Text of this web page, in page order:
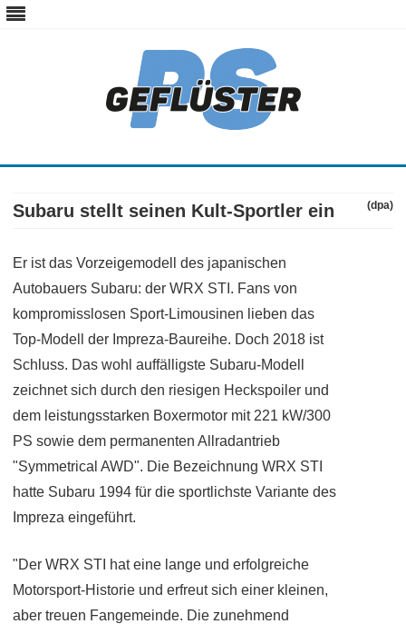
Skip
content
Subaru stellt seinen Kult-Sportler ein (dpa)
Er ist das Vorzeigemodell des japanischen
Autobauers Subaru: der WRX STI. Fans von
kompromisslosen Sport-Limousinen lieben das
Top-Modell der Impreza-Baureihe. Doch 2018 ist
Schluss. Das wohl auffälligste Subaru-Modell
zeichnet sich durch den riesigen Heckspoiler und
dem leistungsstarken Boxermotor mit 221 kW/300
PS sowie dem permanenten Allradantrieb
"Symmetrical AWD". Die Bezeichnung WRX STI
hatte Subaru 1994 für die sportlichste Variante des
Impreza eingeführt.
"Der WRX STI hat eine lange und erfolgreiche
Motorsport-Historie und erfreut sich einer kleinen,
aber treuen Fangemeinde. Die zunehmend